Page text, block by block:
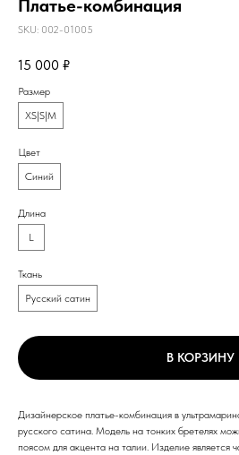
Платье-комбинация
SKU: 002-01005
15 000 ₽
Размер
XS|S|M
Цвет
Синий
Длина
L
Ткань
Русский сатин
В КОРЗИНУ
Дизайнерское платье-комбинация в
русского сатина. Модель на тонких бретелях
поясом для акцента на талии. Изделие является